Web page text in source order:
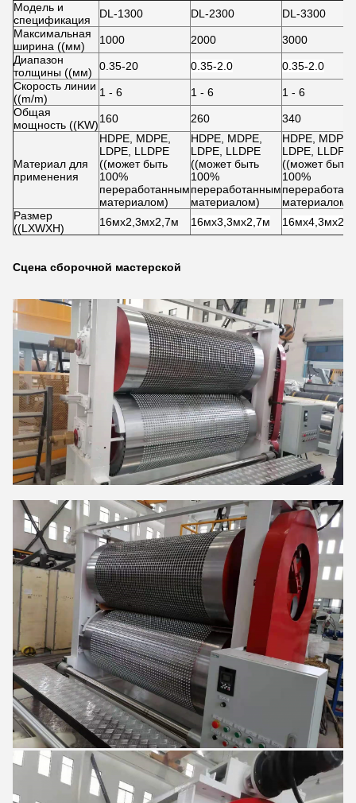
Модель и
спецификация
DL-1300 DL-2300
DL-3300
Максимальная
ширина ((мм)
1000 2000
3000
Диапазон
толщины ((мм)
0.35-20 0.35-2.0
0.35-2.0
Скорость линии
((m/m)
1 - 6 1 - 6
1 - 6
Общая
мощность ((KW)160 260 340
Материал для
применения
HDPE, MDPE,
LDPE, LLDPE
((может быть
100%
переработанным
материалом)
HDPE, MDPE,
LDPE, LLDPE
((может быть
100%
переработанным
материалом)
HDPE, MDPE,
LDPE, LLDPE
((может быть
100%
материалом)
Размер
((LXWXH)
16мх2,3мх2,7м 16мх3,3мх2,7м
Сцена сборочной мастерской